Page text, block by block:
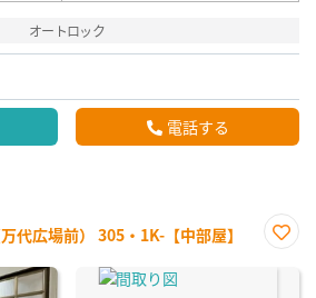
オートロック
電話する
代広場前） 305・1K-【中部屋】
に入